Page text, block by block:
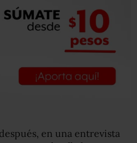
en una entrevista